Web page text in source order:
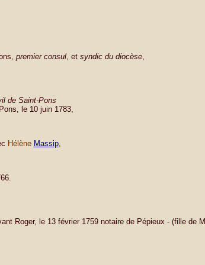
premier consul, et syndic du diocèse,
de Saint-Pons
le 10 juin 1783,
Hélène Massip,
Roger, le 13 février 1759 notaire de Pépieux - (fille de